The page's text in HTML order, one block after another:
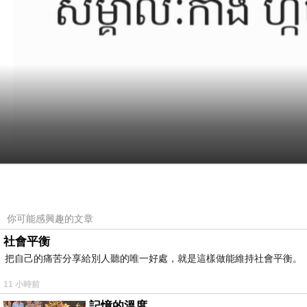
你可能感興趣的文章
社會平衡
把自己的痛苦分享給別人聽的唯一好處，就是這樣做能維持社會平衡。
11 小時前